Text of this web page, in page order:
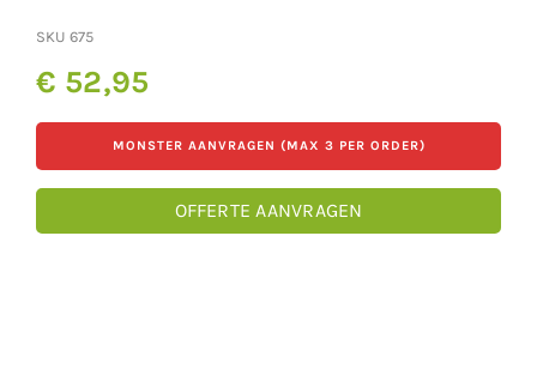
SKU 675
€ 52,95
MONSTER AANVRAGEN (MAX 3 PER ORDER)
OFFERTE AANVRAGEN